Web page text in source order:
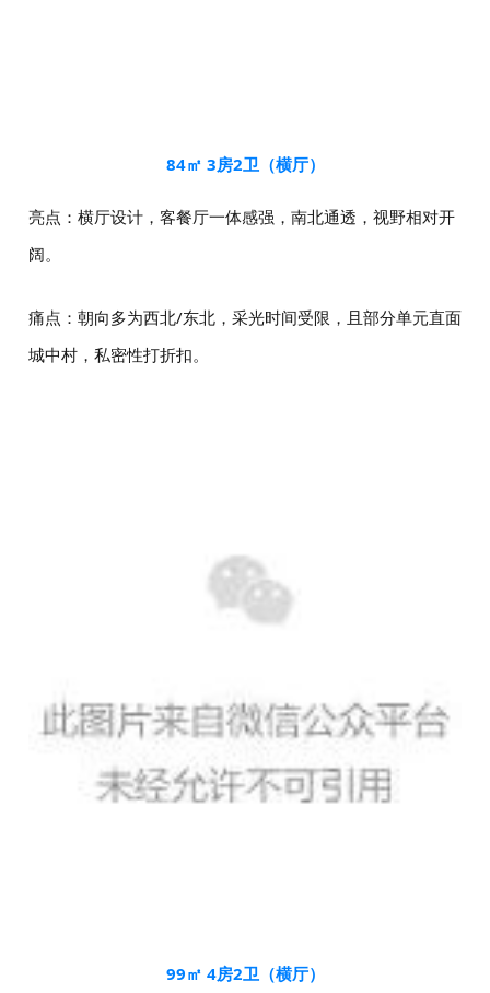
84㎡ 3房2卫（横厅）
亮点：横厅设计，客餐厅一体感强，南北通透，视野相对开
阔。
痛点：朝向多为西北/东北，采光时间受限，且部分单元直面
城中村，私密性打折扣。
99㎡ 4房2卫（横厅）